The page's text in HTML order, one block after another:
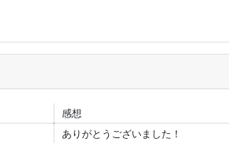
感想
ありがとうございました！